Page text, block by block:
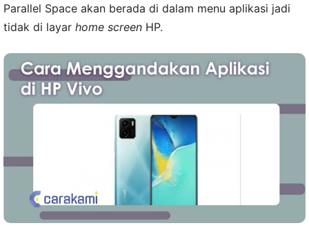
Parallel Space akan berada di dalam menu aplikasi jadi
tidak di layar home screen HP.